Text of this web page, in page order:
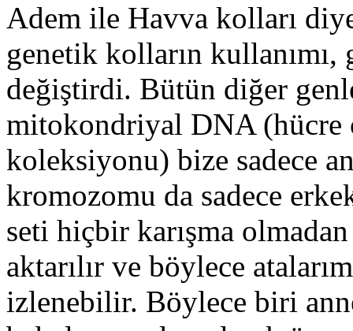
Adem ile Havva kolları
genetik kolların
değiştirdi. Bütün diğer
mitokondriyal DNA (hücre
koleksiyonu) bize sadece
kromozomu da sadece
seti hiçbir karışma
aktarılır ve böylece
izlenebilir. Böylece biri